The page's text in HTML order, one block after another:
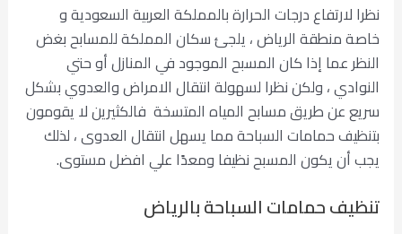
نظرا لارتفاع درجات الحرارة بالمملكة العربية السعودية و
خاصة منطقة الرياض ، يلجئ سكان المملكة للمسابح بغض
النظر عما إذا كان المسبح الموجود في المنازل أو حتي
النوادي ، ولكن نظرا لسهولة انتقال الامراض والعدوي بشكل
سريع عن طريق مسابح المياه المتسخة فالكثيرين لا يقومون
بتنظيف حمامات السباحة مما يسهل انتقال العدوى ، لذلك
يجب أن يكون المسبح نظيفا ومعدًا علي افضل مستوى.
تنظيف حمامات السباحة بالرياض